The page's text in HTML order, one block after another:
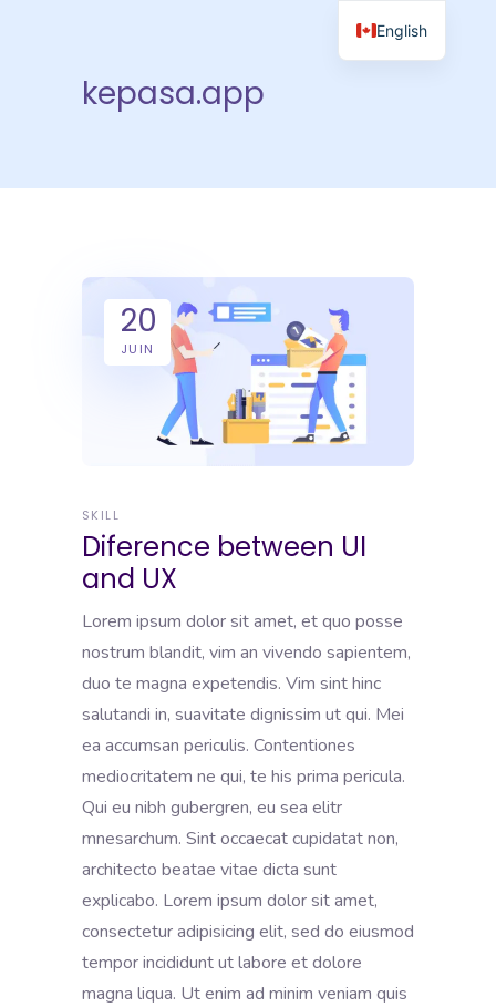
kepasa.app
20
JUIN
SKILL
Diference between UI
and UX
Lorem ipsum dolor sit amet, et quo posse
nostrum blandit, vim an vivendo sapientem,
duo te magna expetendis. Vim sint hinc
salutandi in, suavitate dignissim ut qui. Mei
ea accumsan periculis. Contentiones
mediocritatem ne qui, te his prima pericula.
Qui eu nibh gubergren, eu sea elitr
mnesarchum. Sint occaecat cupidatat non,
architecto beatae vitae dicta sunt
explicabo. Lorem ipsum dolor sit amet,
consectetur adipisicing elit, sed do eiusmod
tempor incididunt ut labore et dolore
magna liqua. Ut enim ad minim veniam quis
English